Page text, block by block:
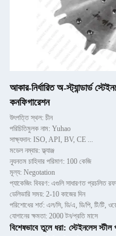
আকার-নির্ধারিত অ-স্ট্যান্ডার্ড
কনফিগারেশন
উৎপত্তি স্থল: চীন
পরিচিতিমুলক নাম: Yuhao
সাক্ষ্যদান: ISO, API, BV, CE ...
মডেল নম্বার: ফ্ল্যাঞ্জ
ন্যূনতম চাহিদার পরিমাণ: 100 কেজি
মূল্য: Negotation
প্যাকেজিং বিবরণ: এগুলি সাধারণত প্রচলিত
ডেলিভারি সময়: 2-10 কাজের দিন
পরিশোধের শর্ত: এল/সি, ডি/এ, ডি/পি, টি/টি,
যোগানের ক্ষমতা: 2000 টন/প্রতি মাসে
বিশেষভাবে তুলে ধরা: স্টেইনলেস স্টীল